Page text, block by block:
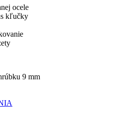
ocele
kľučky
9 mm